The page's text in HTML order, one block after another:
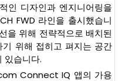
인 디자인과 엔지니어링을
FWD 라인을 출시했습니
을 위해 전략적으로 배치된
위해 접히고 펴지는 공간
있습니다.
Connect IQ 앱의 가용